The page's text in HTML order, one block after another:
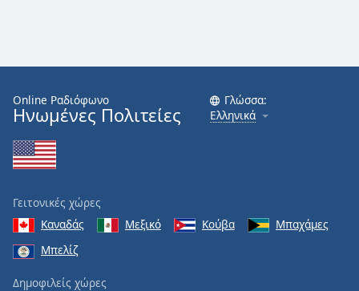
Online Ραδιόφωνο
Ηνωμένες Πολιτείες
Γλώσσα:
Ελληνικά
Γειτονικές χώρες
Καναδάς
Μεξικό Κούβα
Μπαχάμες
Μπελίζ
Δημοφιλείς χώρες